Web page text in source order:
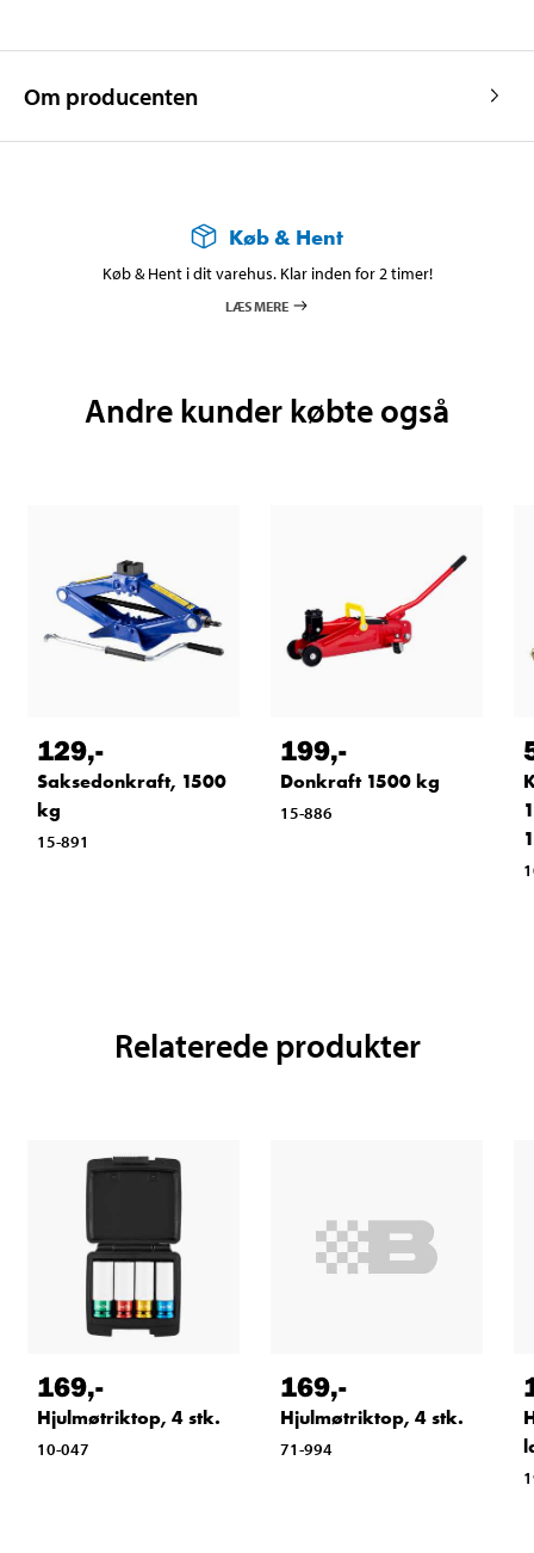
Om producenten
Køb & Hent
Køb & Hent i dit varehus. Klar inden for 2 timer!
LÆS MERE
Andre kunder købte også
129,-
Saksedonkraft, 1500
kg
15-891
199,-
Donkraft 1500 kg
15-886
Relaterede produkter
169,-
Hjulmøtriktop, 4 stk.
10-047
169,-
Hjulmøtriktop, 4 stk.
71-994